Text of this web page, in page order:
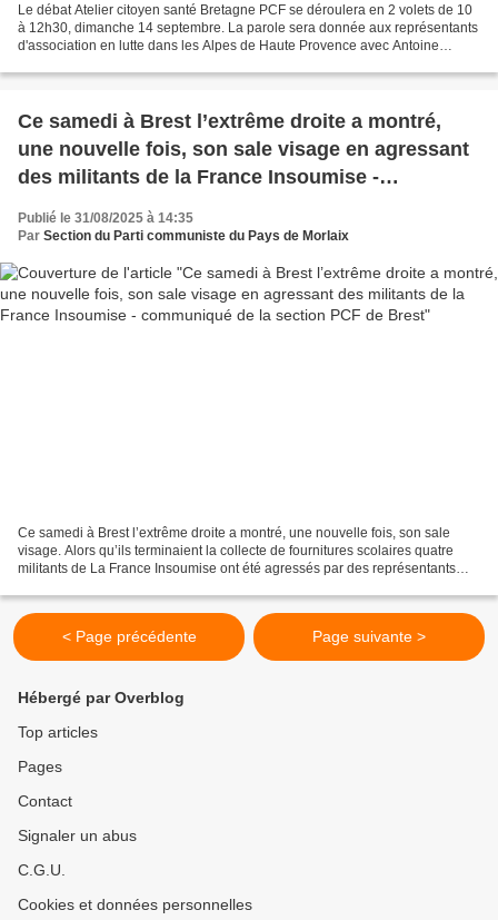
Le débat Atelier citoyen santé Bretagne PCF se déroulera en 2 volets de 10
à 12h30, dimanche 14 septembre. La parole sera donnée aux représentants
d'association en lutte dans les Alpes de Haute Provence avec Antoine
Ce samedi à Brest l’extrême droite a montré,
une nouvelle fois, son sale visage en agressant
des militants de la France Insoumise -
Publié le 31/08/2025 à 14:35
Par Section du Parti communiste du Pays de Morlaix
Ce samedi à Brest l’extrême droite a montré, une nouvelle fois, son sale
visage. Alors qu’ils terminaient la collecte de fournitures scolaires quatre
militants de La France Insoumise ont été agressés par des représentants
< Page précédente Page suivante >
Hébergé par Overblog
Top articles
Pages
Contact
Signaler un abus
C.G.U.
Cookies et données personnelles